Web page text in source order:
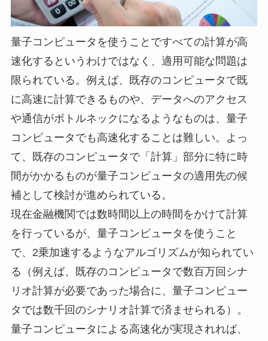
量子コンピュータを使うことですべての計算が高
速化するというわけではなく、適用可能な問題は
限られている。例えば、既存のコンピュータで既
に高速に計算できるものや、データへのアクセス
や通信がボトルネックになるようなものは、量子
コンピュータでも高速化することは難しい。よっ
て、既存のコンピュータで「計算」部分に特に時
間がかかるものが量子コンピュータの適用先の候
補として検討が進められている。
現在金融機関では数時間以上の時間をかけて計算
を行っているが、量子コンピュータを使うこと
で、2乗加速するようなアルゴリズムが知られてい
る（例えば、既存のコンピュータで数百万回シナ
リオ計算が必要であった場合に、量子コンピュー
タでは数千回のシナリオ計算で済ませられる）。
量子コンピュータによる高速化が実現されれば、